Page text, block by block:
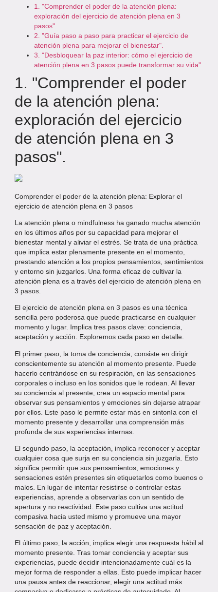
1. "Comprender el poder de la atención plena:
exploración del ejercicio de atención plena en 3
pasos".
2. "Guía paso a paso para practicar el ejercicio de
atención plena para mejorar el bienestar".
3. "Desbloquear la paz interior: cómo el ejercicio de
atención plena en 3 pasos puede transformar su vida".
1. "Comprender el poder
de la atención plena:
exploración del ejercicio
de atención plena en 3
pasos".
Comprender el poder de la atención plena: Explorar el
ejercicio de atención plena en 3 pasos
La atención plena o mindfulness ha ganado mucha atención
en los últimos años por su capacidad para mejorar el
bienestar mental y aliviar el estrés. Se trata de una práctica
que implica estar plenamente presente en el momento,
prestando atención a los propios pensamientos, sentimientos
y entorno sin juzgarlos. Una forma eficaz de cultivar la
atención plena es a través del ejercicio de atención plena en
3 pasos.
El ejercicio de atención plena en 3 pasos es una técnica
sencilla pero poderosa que puede practicarse en cualquier
momento y lugar. Implica tres pasos clave: conciencia,
aceptación y acción. Exploremos cada paso en detalle.
El primer paso, la toma de conciencia, consiste en dirigir
conscientemente su atención al momento presente. Puede
hacerlo centrándose en su respiración, en las sensaciones
corporales o incluso en los sonidos que le rodean. Al llevar
su conciencia al presente, crea un espacio mental para
observar sus pensamientos y emociones sin dejarse atrapar
por ellos. Este paso le permite estar más en sintonía con el
momento presente y desarrollar una comprensión más
profunda de sus experiencias internas.
El segundo paso, la aceptación, implica reconocer y aceptar
cualquier cosa que surja en su conciencia sin juzgarla. Esto
significa permitir que sus pensamientos, emociones y
sensaciones estén presentes sin etiquetarlos como buenos o
malos. En lugar de intentar resistirse o controlar estas
experiencias, aprende a observarlas con un sentido de
apertura y no reactividad. Este paso cultiva una actitud
compasiva hacia usted mismo y promueve una mayor
sensación de paz y aceptación.
El último paso, la acción, implica elegir una respuesta hábil al
momento presente. Tras tomar conciencia y aceptar sus
experiencias, puede decidir intencionadamente cuál es la
mejor forma de responder a ellas. Esto puede implicar hacer
una pausa antes de reaccionar, elegir una actitud más